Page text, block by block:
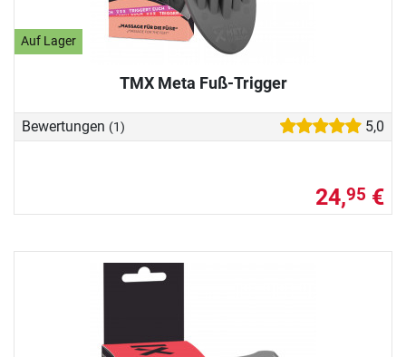
Auf Lager
TMX Meta Fuß-Trigger
Bewertungen (1) 5,0
24,95 €